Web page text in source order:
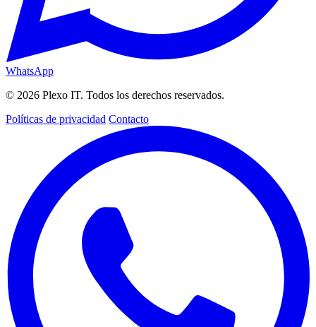
WhatsApp
© 2026 Plexo IT. Todos los derechos reservados.
Políticas de privacidad Contacto